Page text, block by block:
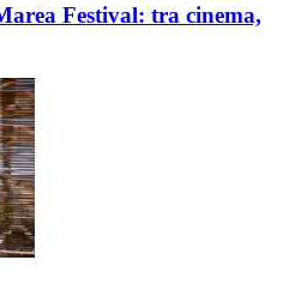
Festival: tra cinema,